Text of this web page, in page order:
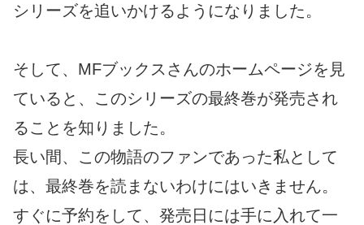
シリーズを追いかけるようになりました。
そして、MFブックスさんのホームページを見
ていると、このシリーズの最終巻が発売され
ることを知りました。
長い間、この物語のファンであった私として
は、最終巻を読まないわけにはいきません。
すぐに予約をして、発売日には手に入れて一